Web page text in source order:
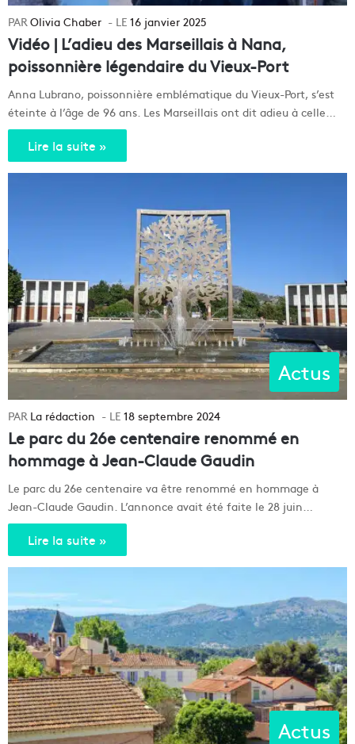
Olivia Chaber 16 janvier 2025
Vidéo | L’adieu des Marseillais à Nana,
poissonnière légendaire du Vieux-Port
Anna Lubrano, poissonnière emblématique du Vieux-Port, s’est
éteinte à l’âge de 96 ans. Les Marseillais ont dit adieu à celle…
Lire la suite »
Actus
La rédaction 18 septembre 2024
Le parc du 26e centenaire renommé en
hommage à Jean-Claude Gaudin
Le parc du 26e centenaire va être renommé en hommage à
Jean-Claude Gaudin. L’annonce avait été faite le 28 juin…
Lire la suite »
Actus